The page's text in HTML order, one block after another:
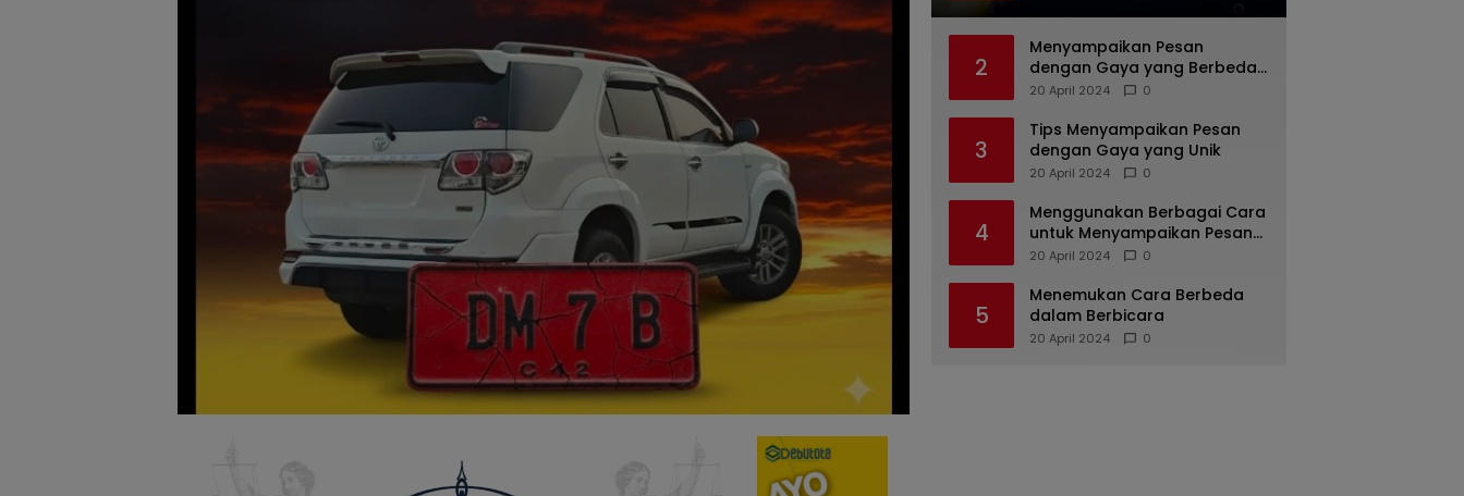
2
Menyampaikan Pesan
dengan Gaya yang Berbeda:
Tips untuk Bicara yang
20 April 2024 0
3
Tips Menyampaikan Pesan
dengan Gaya yang Unik
20 April 2024 0
4
Menggunakan Berbagai Cara
untuk Menyampaikan Pesan
dengan Efektif
20 April 2024 0
5
Menemukan Cara Berbeda
dalam Berbicara
20 April 2024 0